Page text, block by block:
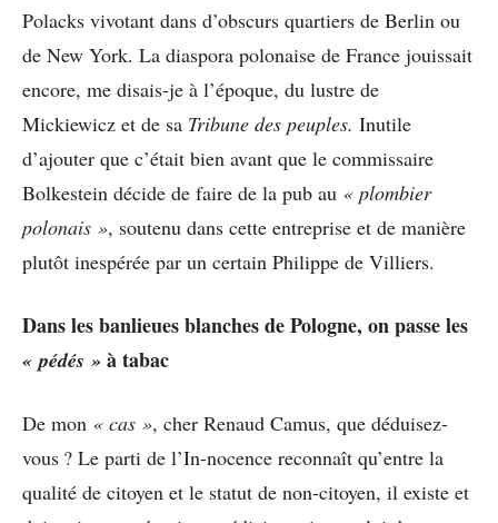
Polacks vivotant dans d’obscurs quartiers de Berlin ou
de New York. La diaspora polonaise de France jouissait
encore, me disais-je à l’époque, du lustre de
Mickiewicz et de sa Tribune des peuples. Inutile
d’ajouter que c’était bien avant que le commissaire
Bolkestein décide de faire de la pub au « plombier
polonais », soutenu dans cette entreprise et de manière
plutôt inespérée par un certain Philippe de Villiers.
Dans les banlieues blanches de Pologne, on passe les
« pédés » à tabac
De mon « cas », cher Renaud Camus, que déduisez-
vous ? Le parti de l’In-nocence reconnaît qu’entre la
qualité de citoyen et le statut de non-citoyen, il existe et